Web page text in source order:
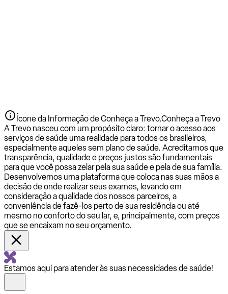
Ícone da Informação de Conheça a Trevo.Conheça a Trevo
A Trevo nasceu com um propósito claro: tornar o acesso aos
serviços de saúde uma realidade para todos os brasileiros,
especialmente aqueles sem plano de saúde. Acreditamos que
transparência, qualidade e preços justos são fundamentais
para que você possa zelar pela sua saúde e pela de sua família.
Desenvolvemos uma plataforma que coloca nas suas mãos a
decisão de onde realizar seus exames, levando em
consideração a qualidade dos nossos parceiros, a
conveniência de fazê-los perto de sua residência ou até
mesmo no conforto do seu lar, e, principalmente, com preços
que se encaixam no seu orçamento.
Estamos aqui para atender às suas necessidades de saúde!